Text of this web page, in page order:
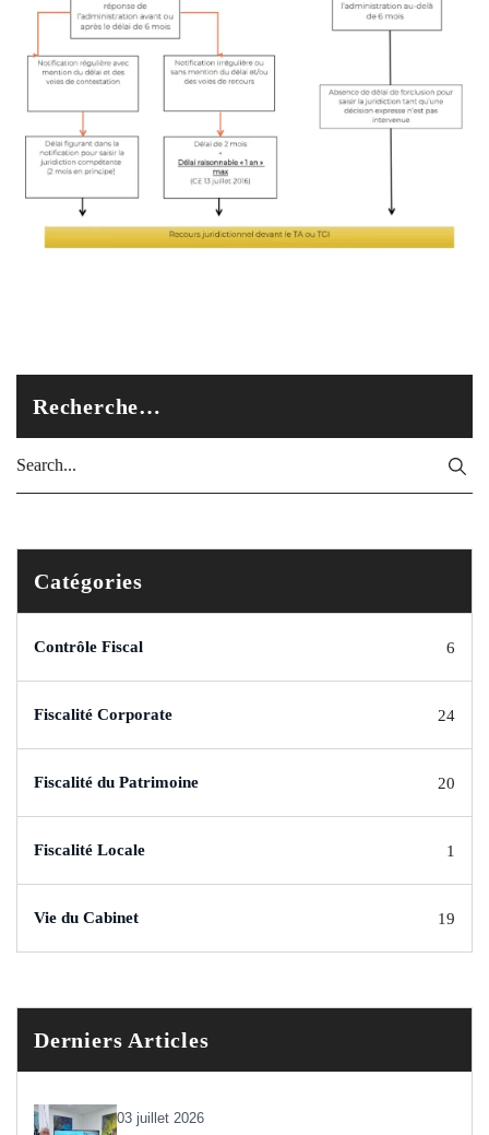
Recherche…
Catégories
Contrôle Fiscal 6
Fiscalité Corporate 24
Fiscalité du Patrimoine 20
Fiscalité Locale 1
Vie du Cabinet 19
Derniers Articles
03 juillet 2026